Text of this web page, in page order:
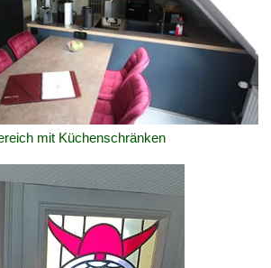
mit Küchenschränken